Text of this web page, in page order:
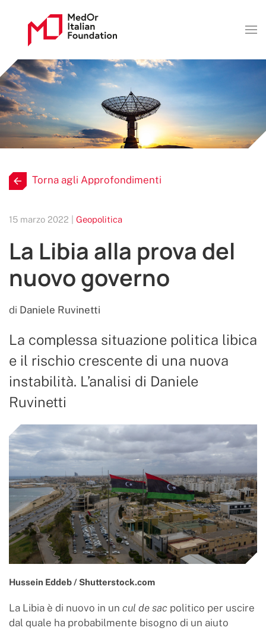
Torna agli Approfondimenti
15 marzo 2022 | Geopolitica
La Libia alla prova del
nuovo governo
di Daniele Ruvinetti
La complessa situazione politica libica
e il rischio crescente di una nuova
instabilità. L’analisi di Daniele
Ruvinetti
Hussein Eddeb / Shutterstock.com
La Libia è di nuovo in un cul de sac politico per uscire
dal quale ha probabilmente bisogno di un aiuto